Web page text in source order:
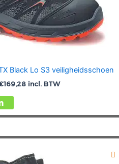
Black Lo S3 veiligheidsschoen
169,28 incl. BTW
Dit
product
meerdere
Deze